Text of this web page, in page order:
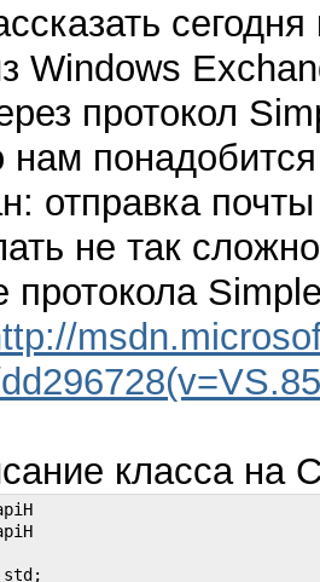
Windows
протокол
нам
отправка
не так
протокола
класса на
std;